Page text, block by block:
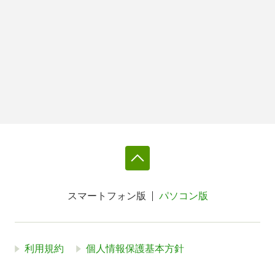
スマートフォン版 パソコン版
利用規約 個人情報保護基本方針